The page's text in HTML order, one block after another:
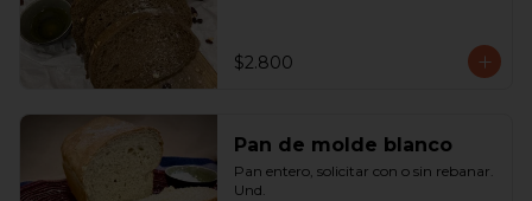
$2.800
Pan de molde blanco
Pan entero, solicitar con o sin rebanar.
Und.